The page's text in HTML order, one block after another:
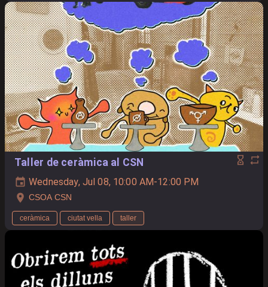
Taller de ceràmica al CSN
Wednesday, Jul 08, 10:00 AM-12:00 PM
CSOA CSN
ceràmica ciutat vella taller